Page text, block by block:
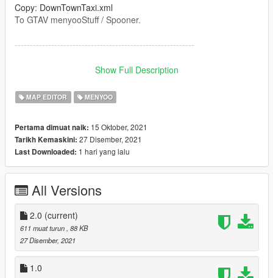
Copy: DownTownTaxi.xml
To GTAV menyooStuff / Spooner.
-----------------------------------------------------------
https://de.gta5-mods.com/scripts/menyoo-pc-sp
0-0f/
https://de.gta5-mods.com/scripts/object-spawn-unlocker
14728599/ObjectList.ini.html
-----------------------------------------------------------
Show Full Description
MAP EDITOR MENYOO
Pertama dimuat naik: 15 Oktober, 2021
Tarikh Kemaskini: 27 Disember, 2021
Last Downloaded: 1 hari yang lalu
All Versions
2.0 (current)
611 muat turun , 88 KB
27 Disember, 2021
1.0